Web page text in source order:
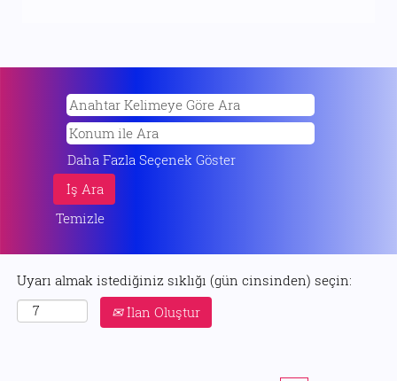
Daha Fazla Seçenek Göster
Temizle
Uyarı almak istediğiniz sıklığı (gün cinsinden) seçin:
İlan Oluştur